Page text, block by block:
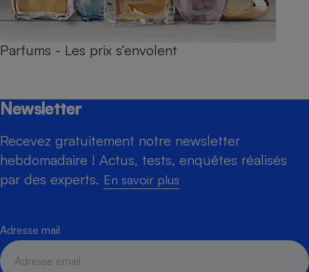
Parfums - Les prix s’envolent
Newsletter
Recevez gratuitement notre newsletter
hebdomadaire ! Actus, tests, enquêtes réalisés
par des experts. En savoir plus
Adresse mail